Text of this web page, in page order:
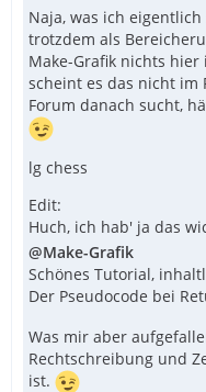
Naja, was ich
trotzdem als
Make-Grafik nichts
scheint es das nicht im
Forum danach sucht,
lg chess
Edit:
Huch, ich hab' ja das
@Make-Grafik
Schönes Tutorial,
Der Pseudocode bei
Was mir aber
Rechtschreibung und
ist.